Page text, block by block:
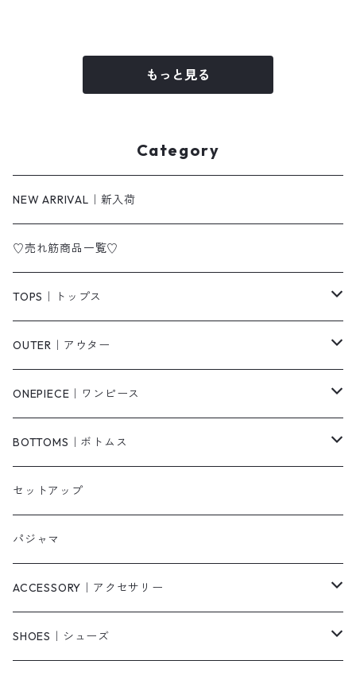
もっと見る
Category
NEW ARRIVAL｜新入荷
♡売れ筋商品一覧♡
TOPS｜トップス
Tシャツ/カットソー
シャツ/ブラウス
ベスト/チョッキ
タンクトップ/キャミソール
スウェット/パーカー
ニット/セーター
ベアトップ・チューブトップ
OUTER｜アウター
ジャケット/ブルゾン
コート
カーディガン
ダウンコート
その他
ONEPIECE｜ワンピース
柄
無地
ニットワンピース
ロングワンピース
シャツワンピース
BOTTOMS｜ボトムス
パンツ・デニム
ショートパンツ
スカート
その他
セットアップ
パジャマ
ACCESSORY｜アクセサリー
ピアス・リング
SHOES｜シューズ